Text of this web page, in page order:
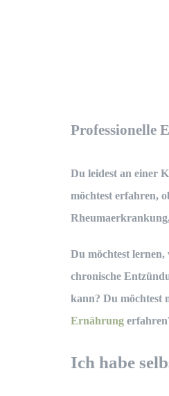
Professionelle
Du leidest an einer
möchtest erfahren,
Rheumaerkrankung
Du möchtest
chronische
kann? Du möchtest
Ernährung
Ich habe